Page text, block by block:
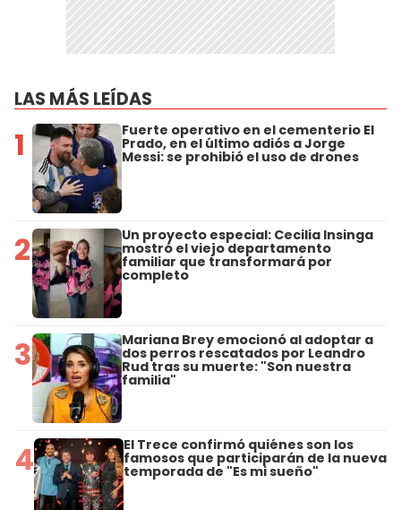
LAS MÁS LEÍDAS
1 Fuerte operativo en el cementerio El
Prado, en el último adiós a Jorge
Messi: se prohibió el uso de drones
2 Un proyecto especial: Cecilia Insinga
mostró el viejo departamento
familiar que transformará por
completo
3 Mariana Brey emocionó al adoptar a
dos perros rescatados por Leandro
Rud tras su muerte: "Son nuestra
familia"
4 El Trece confirmó quiénes son los
famosos que participarán de la nueva
temporada de "Es mi sueño"